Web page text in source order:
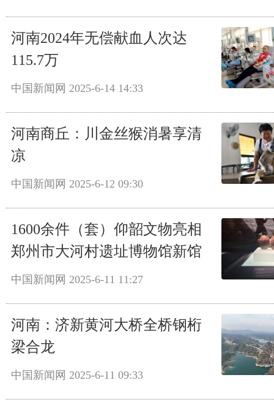
河南2024年无偿献血人次达
115.7万
中国新闻网 2025-6-14 14:33
河南商丘：川金丝猴消暑享清
凉
中国新闻网 2025-6-12 09:30
1600余件（套）仰韶文物亮相
郑州市大河村遗址博物馆新馆
中国新闻网 2025-6-11 11:27
河南：济新黄河大桥全桥钢桁
梁合龙
中国新闻网 2025-6-11 09:33